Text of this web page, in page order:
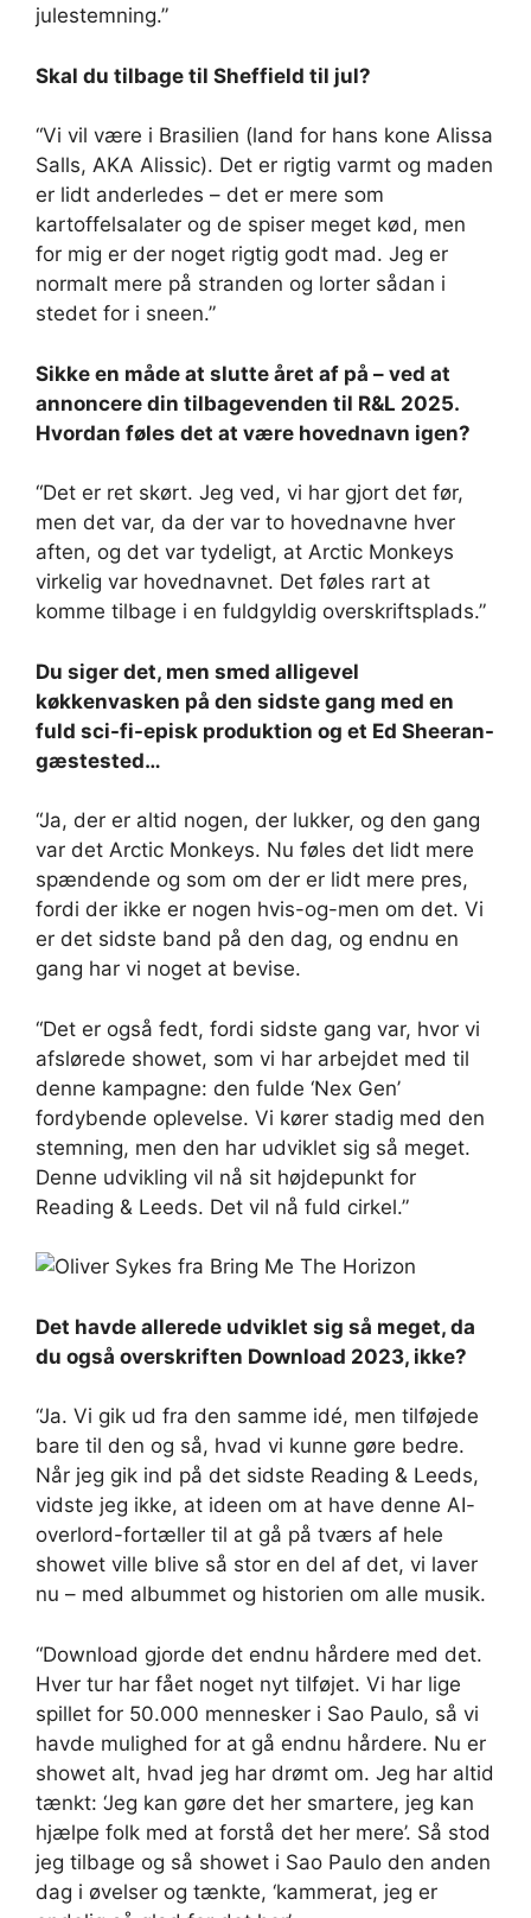
julestemning.”
Skal du tilbage til Sheffield til jul?
“Vi vil være i Brasilien (land for hans kone Alissa
Salls, AKA Alissic). Det er rigtig varmt og maden
er lidt anderledes – det er mere som
kartoffelsalater og de spiser meget kød, men
for mig er der noget rigtig godt mad. Jeg er
normalt mere på stranden og lorter sådan i
stedet for i sneen.”
Sikke en måde at slutte året af på – ved at
annoncere din tilbagevenden til R&L 2025.
Hvordan føles det at være hovednavn igen?
“Det er ret skørt. Jeg ved, vi har gjort det før,
men det var, da der var to hovednavne hver
aften, og det var tydeligt, at Arctic Monkeys
virkelig var hovednavnet. Det føles rart at
komme tilbage i en fuldgyldig overskriftsplads.”
Du siger det, men smed alligevel
køkkenvasken på den sidste gang med en
fuld sci-fi-episk produktion og et Ed Sheeran-
gæstested…
“Ja, der er altid nogen, der lukker, og den gang
var det Arctic Monkeys. Nu føles det lidt mere
spændende og som om der er lidt mere pres,
fordi der ikke er nogen hvis-og-men om det. Vi
er det sidste band på den dag, og endnu en
gang har vi noget at bevise.
“Det er også fedt, fordi sidste gang var, hvor vi
afslørede showet, som vi har arbejdet med til
denne kampagne: den fulde ‘Nex Gen’
fordybende oplevelse. Vi kører stadig med den
stemning, men den har udviklet sig så meget.
Denne udvikling vil nå sit højdepunkt for
Reading & Leeds. Det vil nå fuld cirkel.”
Det havde allerede udviklet sig så meget, da
du også overskriften Download 2023, ikke?
“Ja. Vi gik ud fra den samme idé, men tilføjede
bare til den og så, hvad vi kunne gøre bedre.
Når jeg gik ind på det sidste Reading & Leeds,
vidste jeg ikke, at ideen om at have denne AI-
overlord-fortæller til at gå på tværs af hele
showet ville blive så stor en del af det, vi laver
nu – med albummet og historien om alle musik.
“Download gjorde det endnu hårdere med det.
Hver tur har fået noget nyt tilføjet. Vi har lige
spillet for 50.000 mennesker i Sao Paulo, så vi
havde mulighed for at gå endnu hårdere. Nu er
showet alt, hvad jeg har drømt om. Jeg har altid
tænkt: ‘Jeg kan gøre det her smartere, jeg kan
hjælpe folk med at forstå det her mere’. Så stod
jeg tilbage og så showet i Sao Paulo den anden
dag i øvelser og tænkte, ‘kammerat, jeg er